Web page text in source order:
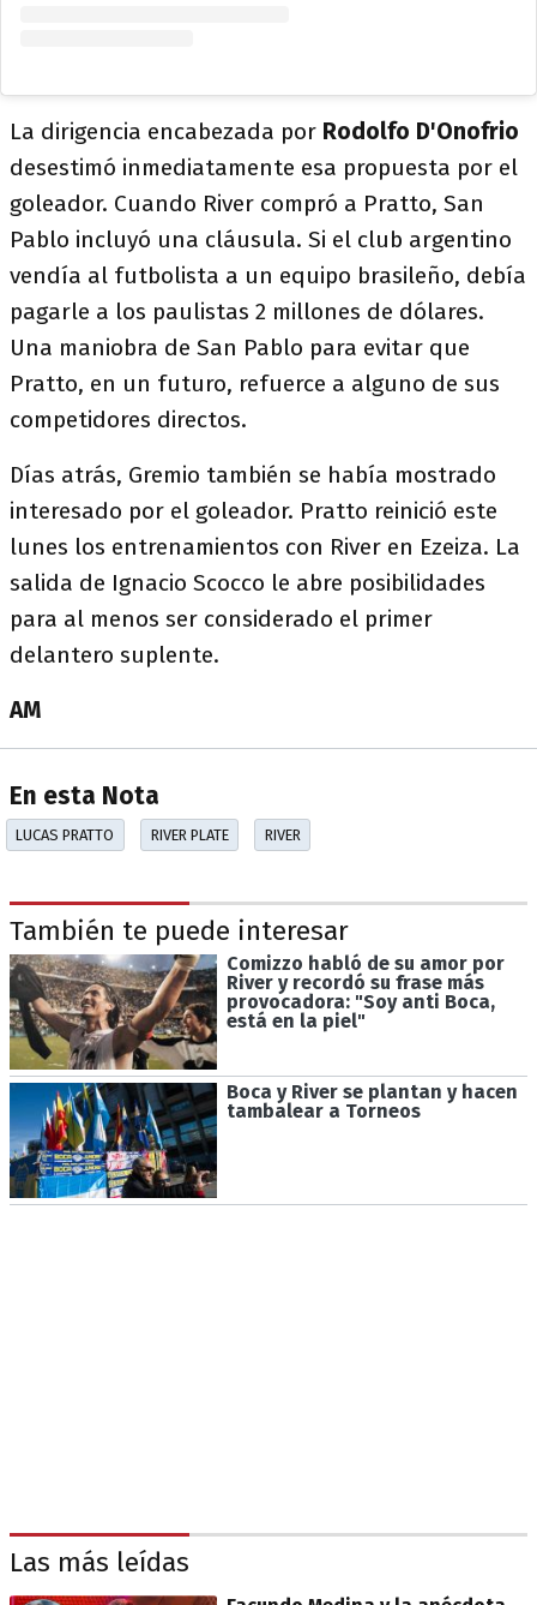
La dirigencia encabezada por Rodolfo D'Onofrio
desestimó inmediatamente esa propuesta por el
goleador. Cuando River compró a Pratto, San
Pablo incluyó una cláusula. Si el club argentino
vendía al futbolista a un equipo brasileño, debía
pagarle a los paulistas 2 millones de dólares.
Una maniobra de San Pablo para evitar que
Pratto, en un futuro, refuerce a alguno de sus
competidores directos.
Días atrás, Gremio también se había mostrado
interesado por el goleador. Pratto reinició este
lunes los entrenamientos con River en Ezeiza. La
salida de Ignacio Scocco le abre posibilidades
para al menos ser considerado el primer
delantero suplente.
AM
En esta Nota
LUCAS PRATTO RIVER PLATE RIVER
También te puede interesar
Comizzo habló de su amor por
River y recordó su frase más
provocadora: "Soy anti Boca,
está en la piel"
Boca y River se plantan y hacen
tambalear a Torneos
Las más leídas